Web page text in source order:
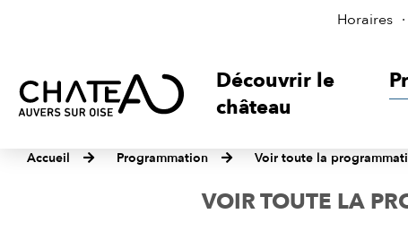
Horaires
Découvrir le
château
Accueil Programmation Voir toute la
VOIR TOUTE LA